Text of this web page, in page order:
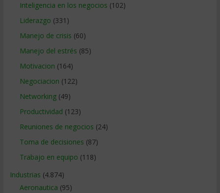
Inteligencia en los negocios (102)
Liderazgo (331)
Manejo de crisis (60)
Manejo del estrés (85)
Motivacion (164)
Negociacion (122)
Networking(49)
Productividad (123)
Reuniones de negocios (24)
Toma de decisiones (87)
Trabajo en equipo (118)
Industrias (4.874)
Aeronautica (95)